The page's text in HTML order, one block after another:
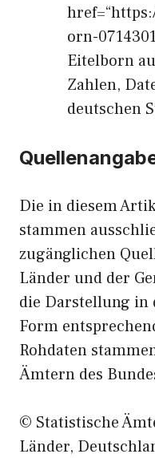
orn-
Eitelborn
Zahlen,
deutschen
Die in diesem
stammen
zugänglichen
Länder und der
die Darstellung in
Form
Rohdaten
Ämtern des
© Statistische
Länder,